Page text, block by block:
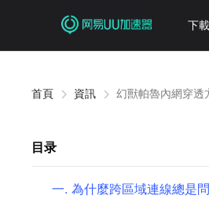
下載
首頁 資訊 幻獸帕魯內網穿透
目录
一. 為什麼跨區域連線總是問